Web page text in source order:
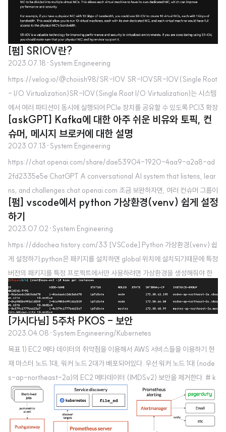
eans.tistory.com
[펌] SRIOV란?
2023.07.18 ·System Engineering
https://velog.io/@choiish98/SR-IOV SR-IOVSR-IOV(Single Root
- I/O Virtualization)SR-IOV(Single Root I/O Virtualization)는 시스템
에서 여러 파티션이 동시에 실행되어 PCIe 장치를 공유할 수 있도록 PCI3 확장
스펙을 정의하는 PCIe(Periphvelog.io그냥 하나의 물리적 NIC로 여러 개의
vNIC 만든다는거같은데?? 아 이해함 결국에는 네트워크를 모든 VM들이 sha
red로 쓰는게 아니고, 격벽을 만들어두고 자기 한테 할당된 것만 쓰게 하는 기
술이네 -> isolation을 위한거구만
[askGPT] Kafka에 대한 아주 쉬운 비유와 토픽, 컨
슈머, 메시지 브로커에 대한 설명
2023.07.13 ·System Engineering
https://chat.openai.com/share/dae53904-1920-4aa9-a2a8-ad
2fd2335e5e ChatGPT A conversational AI system that listens, lear
ns, and challenges chat.openai.com 조금 보완하자면, 여러 컨슈머 그룹이
존재하고, 각 컨슈머 그룹은 독립적인 파티션의 오프셋을 갖는다. 따라서 컨슈
머 그룹 A의 오프셋 2를 쓰면, 해당 그룹 내에서는 오프셋 2를 건너뛰고 사용하
는 것이고, 컨슈머 그룹 B에서는 그룹 A와 완전히 별개로 오프셋 2를 또 쓸 수
있는 것이다.
[펌] vscode에서 python 가상환경(venv) 쉽게 설정
하기
2023.07.02 ·System Engineering
https://ddochea.tistory.com/33 [VSCode] Python 가상환경(venv) 쉽
게 설정하기 python은 패키지를 설치하면 global 위치에 설치되기때문에 특정
버전의 패키지를 특정 프로젝트에서만 사용하려면 가상환경을 생성해줘야 한
다. python -m venv {경로명/폴더명} 명령어를 써서 쉽게 ddochea.tistory.
com
[가시다님] 5주차 PKOS - 보안
2023.04.08 ·System Engineering/Kubernetes
목표 1) EC2 메타 데이터의 취약점을 이용해서 AWS 서비스들을 이용하기 현
재 마스터 노드 1대, 워커 노드 2대가 배포되어있다. 우선 워커 노드 1대 (node
s-ap-northeast-2a)의 EC2 메타데이터 (IMDSv2) 보안을 제거한다. # k
ops edit ig nodes-ap-northeast-2a --- # 아래 3줄 제거 spec: instan
ceMetadata: httpPutResponseHopLimit: 1 httpTokens: required --- #
업데이트 적용 : 노드1대 롤링업데이트 kops update cluster --yes && ech